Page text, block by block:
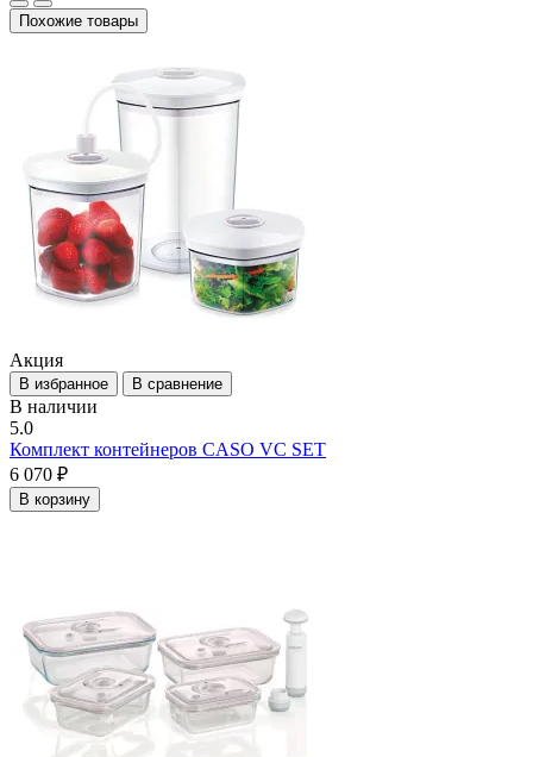
Похожие товары
Акция
В избранное В сравнение
В наличии
5.0
Комплект контейнеров CASO VС SET
6 070 ₽
В корзину